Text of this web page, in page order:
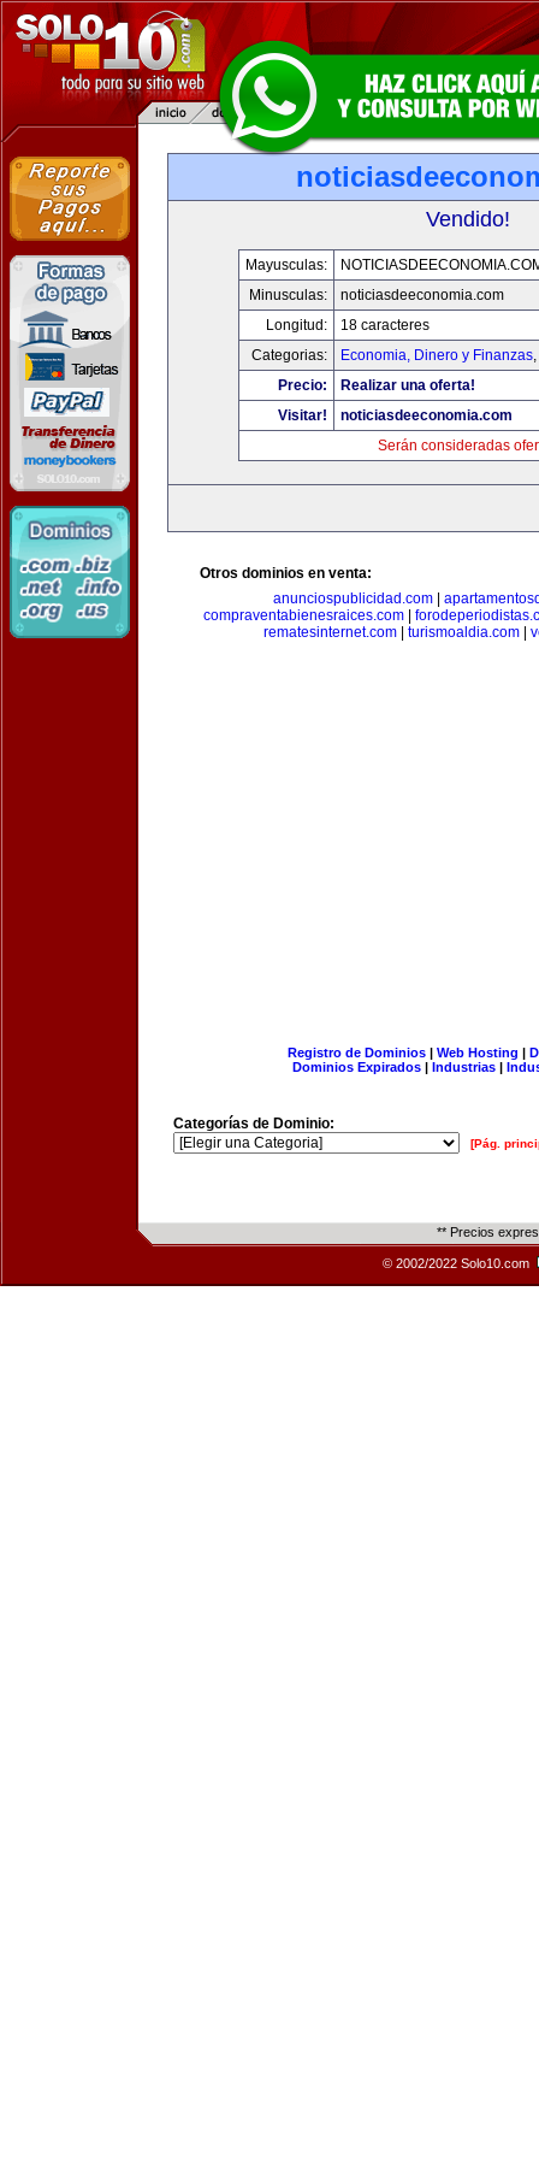
Vendido!
Mayusculas:
Minusculas:
noticiasdeeconomia.com
Longitud:
18 caracteres
Categorias:
Economia, Dinero y Finanzas,
Precio:
Realizar una oferta!
Visitar!
noticiasdeeconomia.com
Serán consideradas
Otros dominios en venta:
anunciospublicidad.com|
compraventabienesraices.com
rematesinternet.com| turismoaldia.com|
Registro de Dominios| Web Hosting |
Dominios Expirados | Industrias |
Categorías de Dominio:
[Pág.
** Precios
© 2002/2022 Solo10.com